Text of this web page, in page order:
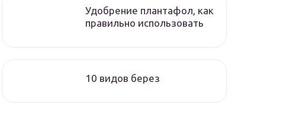
Удобрение плантафол, как
правильно использовать
10 видов берез